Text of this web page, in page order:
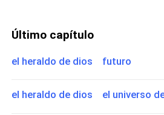
Último capítulo
el heraldo de dios futuro
el heraldo de dios el universo